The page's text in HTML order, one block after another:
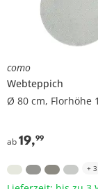
como
Webteppich
Ø 80 cm, Florhöhe
ab19,99
+ 3